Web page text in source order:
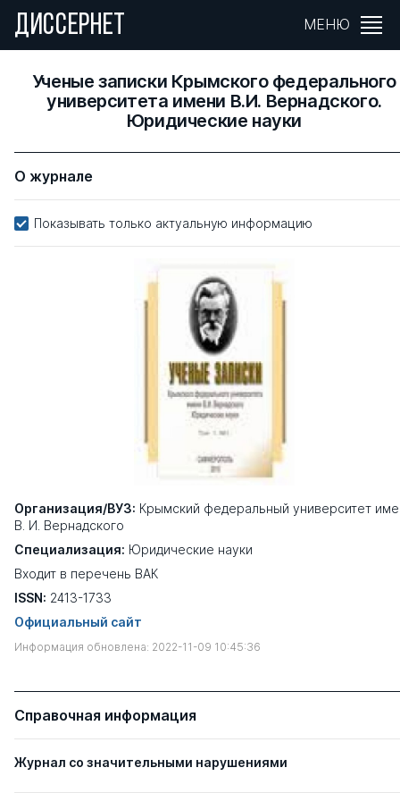
ДИССЕРНЕТ МЕНЮ
Ученые записки Крымского федерального
университета имени В.И. Вернадского.
Юридические науки
О журнале
Показывать только актуальную информацию
Организация/ВУЗ: Крымский федеральный университет
В. И. Вернадского
Специализация: Юридические науки
Входит в перечень ВАК
ISSN: 2413-1733
Официальный сайт
Информация обновлена: 2022-11-09 10:45:36
Справочная информация
Журнал со значительными нарушениями